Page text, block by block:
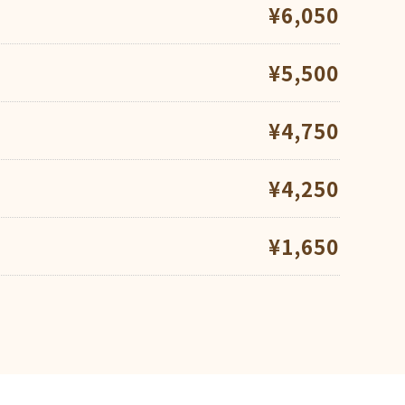
¥6,05​​​​​​​0
¥5,500
¥4,750
¥4,250
¥1,650